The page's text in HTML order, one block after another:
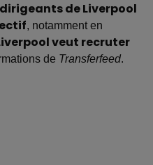
de Liverpool
, notamment en
veut recruter
de Transferfeed.